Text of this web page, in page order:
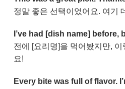
정말 좋은 선택이었어요. 여기
I’ve had [dish name] before,
전에 [요리명]을 먹어봤지만, 이
요!
Every bite was full of flavor.